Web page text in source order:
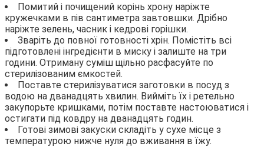
Помитий і почищений корінь хрону наріжте
кружечками в пів сантиметра завтовшки. Дрібно
наріжте зелень, часник і кедрові горішки.
Зваріть до повної готовності хрін. Помістіть всі
підготовлені інгредієнти в миску і залиште на три
години. Отриману суміш щільно расфасуйте по
стерилізованим ємкостей.
Поставте стерилізуватися заготовки в посуд з
водою на дванадцять хвилин. Вийміть їх і ретельно
закупорьте кришками, потім поставте настоюватися і
остигати під ковдру на дванадцять годин.
Готові зимові закуски складіть у сухе місце з
температурою нижче нуля до вживання в їжу.